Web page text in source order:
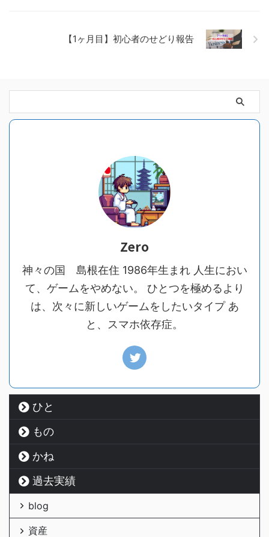
【1ヶ月目】初心者のせどり報告
Zero
神々の国 島根在住 1986年生まれ 人生におい
て、ゲームをやめない。 ひとつを極めるより
は、次々に新しいゲームをしたいタイプ あ
と、スマホ依存症。
ひと
もの
かね
過去実績
blog
資産